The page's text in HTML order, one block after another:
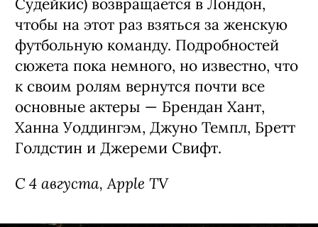
Сериал «Тед Лассо», 4 сезон (18+)
Новый сезонодного из самых добрых
и симпатичных комедийных сериалов
последних лет — хотя изначально
создатели планировали остановиться
на трех. В продолжении заскучавший в